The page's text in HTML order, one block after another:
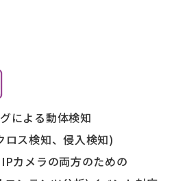
による動体検知
ス検知、侵入検知)
カメラの両方のための